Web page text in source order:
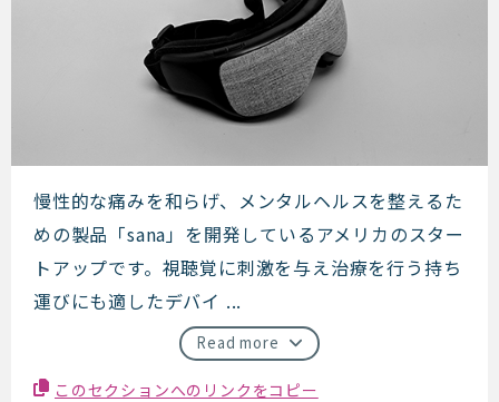
Sana Health
慢性的な痛みを和らげ、メンタルヘルスを整えるた
めの製品「sana」を開発しているアメリカのスター
トアップです。視聴覚に刺激を与え治療を行う持ち
運びにも適したデバイ ...
Read more
このセクションへのリンクをコピー